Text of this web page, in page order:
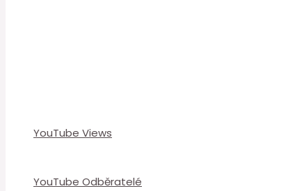
YouTube Views
YouTube Odběratelé